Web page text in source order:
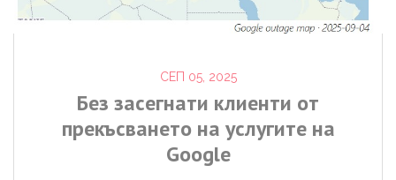
СЕП 05, 2025
Без засегнати клиенти от
прекъсването на услугите на
Google